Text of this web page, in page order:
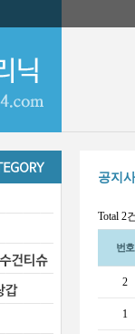
공지
Total 2
번호
2
1